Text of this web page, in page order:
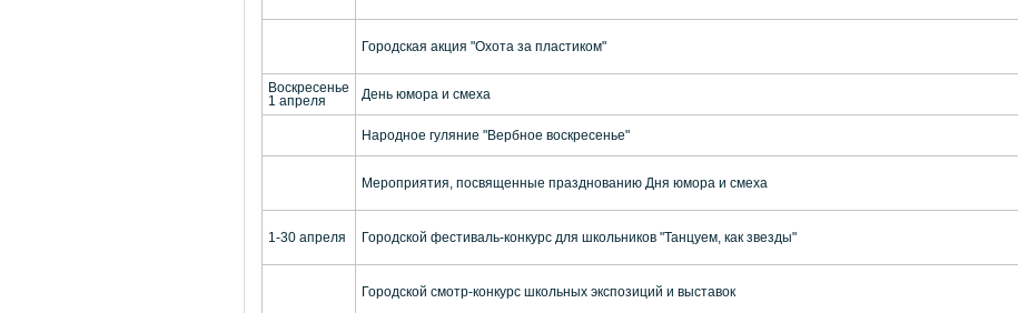
Городская акция "Охота за пластиком"
Воскресенье
1 апреля
День юмора и смеха
Народное гуляние "Вербное воскресенье"
Мероприятия, посвященные празднованию Дня юмора и смеха
1-30 апреля Городской фестиваль-конкурс для школьников "Танцуем, как звезды"
Городской смотр-конкурс школьных экспозиций и выставок